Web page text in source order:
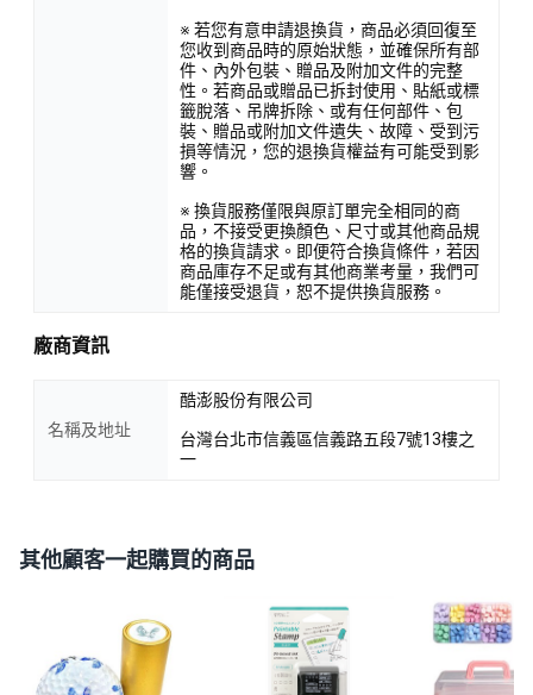
※ 若您有意申請退換貨，商品必須回復至
您收到商品時的原始狀態，並確保所有部
件、內外包裝、贈品及附加文件的完整
性。若商品或贈品已拆封使用、貼紙或標
籤脫落、吊牌拆除、或有任何部件、包
裝、贈品或附加文件遺失、故障、受到污
損等情況，您的退換貨權益有可能受到影
響。
※ 換貨服務僅限與原訂單完全相同的商
品，不接受更換顏色、尺寸或其他商品規
格的換貨請求。即便符合換貨條件，若因
商品庫存不足或有其他商業考量，我們可
能僅接受退貨，恕不提供換貨服務。
廠商資訊
名稱及地址
酷澎股份有限公司
台灣台北市信義區信義路五段7號13樓之
一
其他顧客一起購買的商品